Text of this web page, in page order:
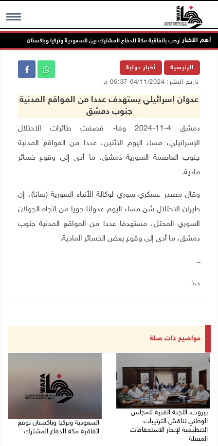
MENU أهم الاخبار
الرئاسة ترحب باتفاقية مكة للدفاع المشترك بين السعودية وتركيا وباكستان
الرئيسية أخبار دولية
تاريخ النشر: 04/11/2024 06:37 م
عدوان إسرائيلي يستهدف عددا من المواقع المدنية
جنوب دمشق
دمشق 4-11-2024 وفا- قصفت طائرات الاحتلال
الإسرائيلي، مساء اليوم الاثنين، عددا من المواقع المدنية
جنوب العاصمة السورية دمشق، ما أدى إلى وقوع خسائر
مادية.
وقال مصدر عسكري سوري لوكالة الأنباء السورية (سانا)، إن
طيران الاحتلال شن مساء اليوم عدوانا جويا من اتجاه الجولان
السوري المحتل، مستهدفا عددا من المواقع المدنية جنوب
دمشق، ما أدى إلى وقوع بعض الخسائر المادية.
ـــ
د.ذ
مواضيع ذات صلة
بيروت: اللجنة الفنية للمجلس
الوطني تناقش الترتيبات
التنظيمية لإنجاز الاستحقاقات
المقبلة
السعودية وتركيا وباكستان توقع
اتفاقية مكة للدفاع المشترك